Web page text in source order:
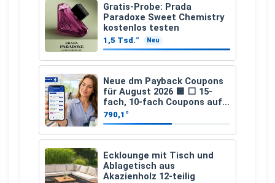
Gratis-Probe: Prada
Paradoxe Sweet Chemistry
kostenlos testen
1,5 Tsd.° Neu
Neue dm Payback Coupons
für August 2026 🟦 ⬜ 15-
fach, 10-fach Coupons auf
den gesamten Einkauf ab 2
€
790,1°
Ecklounge mit Tisch und
Ablagetisch aus
Akazienholz 12-teilig